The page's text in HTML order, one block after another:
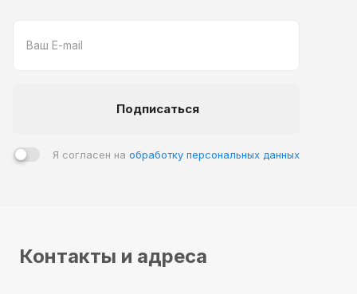
Подписаться
Я согласен на обработку персональных данных
Контакты и адреса